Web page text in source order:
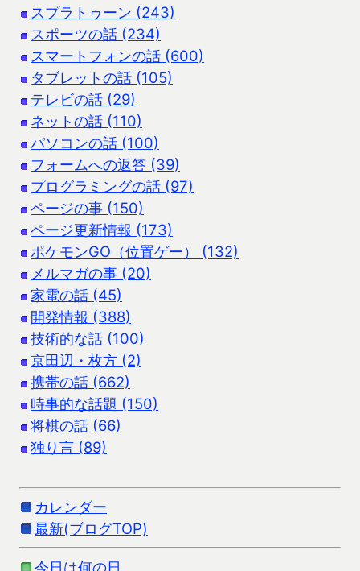
スプラトゥーン (243)
スポーツの話 (234)
スマートフォンの話 (600)
タブレットの話 (105)
テレビの話 (29)
ネットの話 (110)
パソコンの話 (100)
フォームへの返答 (39)
プログラミングの話 (97)
ページの事 (150)
ページ更新情報 (173)
ポケモンGO（位置ゲー） (132)
メルマガの事 (20)
家電の話 (45)
開発情報 (388)
技術的な話 (100)
京田辺・枚方 (2)
携帯の話 (662)
時事的な話題 (150)
将棋の話 (66)
独り言 (89)
カレンダー
最新(ブログTOP)
今日は何の日